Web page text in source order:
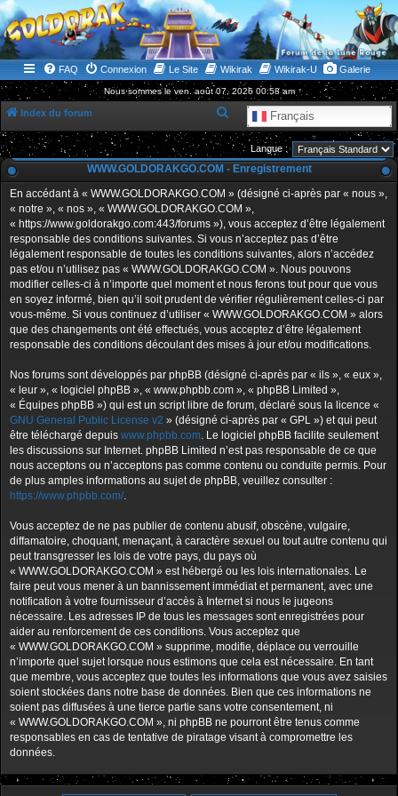
WWW.GOLDORAKGO.COM
le site de la Lune Rouge
FAQ Connexion Le Site Wikirak Wikirak-U Galerie
Nous sommes le ven. août 07, 2026 00:58 am
Index du forum Français
e
c
h
e
c
h
e
r
Langue :
WWW.GOLDORAKGO.COM - Enregistrement
En accédant à « WWW.GOLDORAKGO.COM » (désigné ci-après par « nous »,
« notre », « nos », « WWW.GOLDORAKGO.COM »,
« https://www.goldorakgo.com:443/forums »), vous acceptez d’être légalement
responsable des conditions suivantes. Si vous n’acceptez pas d’être
légalement responsable de toutes les conditions suivantes, alors n’accédez
pas et/ou n’utilisez pas « WWW.GOLDORAKGO.COM ». Nous pouvons
modifier celles-ci à n’importe quel moment et nous ferons tout pour que vous
en soyez informé, bien qu’il soit prudent de vérifier régulièrement celles-ci par
vous-même. Si vous continuez d’utiliser « WWW.GOLDORAKGO.COM » alors
que des changements ont été effectués, vous acceptez d’être légalement
responsable des conditions découlant des mises à jour et/ou modifications.
Nos forums sont développés par phpBB (désigné ci-après par « ils », « eux »,
« leur », « logiciel phpBB », « www.phpbb.com », « phpBB Limited »,
« Équipes phpBB ») qui est un script libre de forum, déclaré sous la licence «
GNU General Public License v2 » (désigné ci-après par « GPL ») et qui peut
être téléchargé depuis www.phpbb.com. Le logiciel phpBB facilite seulement
les discussions sur Internet. phpBB Limited n’est pas responsable de ce que
nous acceptons ou n’acceptons pas comme contenu ou conduite permis. Pour
de plus amples informations au sujet de phpBB, veuillez consulter :
https://www.phpbb.com/.
Vous acceptez de ne pas publier de contenu abusif, obscène, vulgaire,
diffamatoire, choquant, menaçant, à caractère sexuel ou tout autre contenu qui
peut transgresser les lois de votre pays, du pays où
« WWW.GOLDORAKGO.COM » est hébergé ou les lois internationales. Le
faire peut vous mener à un bannissement immédiat et permanent, avec une
notification à votre fournisseur d’accès à Internet si nous le jugeons
nécessaire. Les adresses IP de tous les messages sont enregistrées pour
aider au renforcement de ces conditions. Vous acceptez que
« WWW.GOLDORAKGO.COM » supprime, modifie, déplace ou verrouille
n’importe quel sujet lorsque nous estimons que cela est nécessaire. En tant
que membre, vous acceptez que toutes les informations que vous avez saisies
soient stockées dans notre base de données. Bien que ces informations ne
soient pas diffusées à une tierce partie sans votre consentement, ni
« WWW.GOLDORAKGO.COM », ni phpBB ne pourront être tenus comme
responsables en cas de tentative de piratage visant à compromettre les
données.